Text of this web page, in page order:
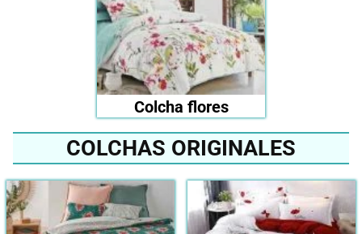
Colcha flores
COLCHAS ORIGINALES